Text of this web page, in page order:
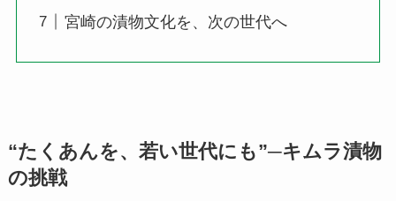
宮崎の漬物文化を、次の世代へ
“たくあんを、若い世代にも”─キムラ漬物
の挑戦